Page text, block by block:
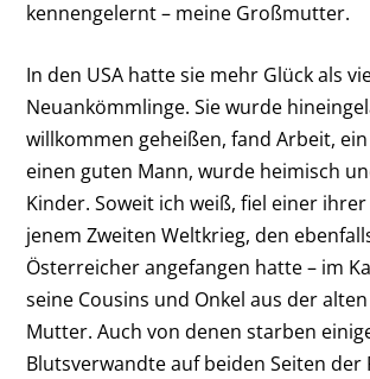
kennengelernt – meine Großmutter.
In den USA hatte sie mehr Glück als
Neuankömmlinge. Sie wurde
willkommen geheißen, fand Arbeit,
einen guten Mann, wurde heimisch
Kinder. Soweit ich weiß, fiel einer
jenem Zweiten Weltkrieg, den
Österreicher angefangen hatte – im
seine Cousins und Onkel aus der
Mutter. Auch von denen starben
Blutsverwandte auf beiden Seiten der